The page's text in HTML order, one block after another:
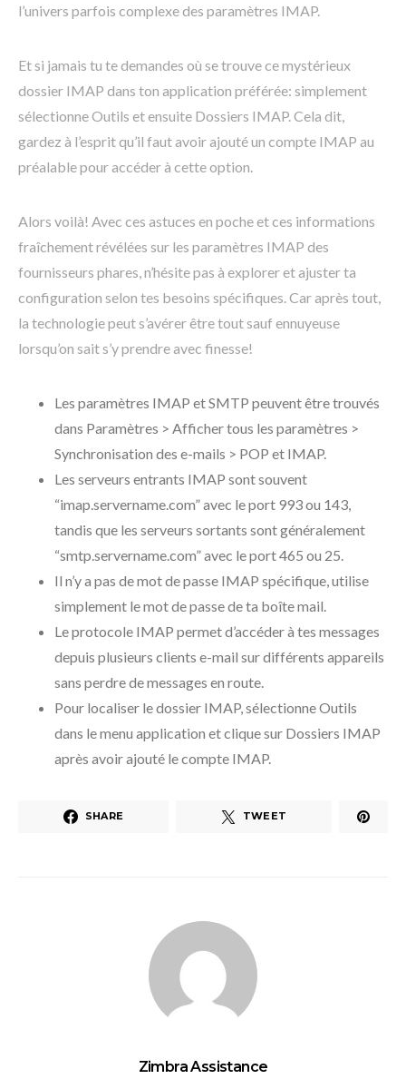
l’univers parfois complexe des paramètres IMAP.
Et si jamais tu te demandes où se trouve ce mystérieux
dossier IMAP dans ton application préférée: simplement
sélectionne Outils et ensuite Dossiers IMAP. Cela dit,
gardez à l’esprit qu’il faut avoir ajouté un compte IMAP au
préalable pour accéder à cette option.
Alors voilà! Avec ces astuces en poche et ces informations
fraîchement révélées sur les paramètres IMAP des
fournisseurs phares, n’hésite pas à explorer et ajuster ta
configuration selon tes besoins spécifiques. Car après tout,
la technologie peut s’avérer être tout sauf ennuyeuse
lorsqu’on sait s’y prendre avec finesse!
Les paramètres IMAP et SMTP peuvent être trouvés
dans Paramètres > Afficher tous les paramètres >
Synchronisation des e-mails > POP et IMAP.
Les serveurs entrants IMAP sont souvent
“imap.servername.com” avec le port 993 ou 143,
tandis que les serveurs sortants sont généralement
“smtp.servername.com” avec le port 465 ou 25.
Il n’y a pas de mot de passe IMAP spécifique, utilise
simplement le mot de passe de ta boîte mail.
Le protocole IMAP permet d’accéder à tes messages
depuis plusieurs clients e-mail sur différents appareils
sans perdre de messages en route.
Pour localiser le dossier IMAP, sélectionne Outils
dans le menu application et clique sur Dossiers IMAP
après avoir ajouté le compte IMAP.
SHARE TWEET
Zimbra Assistance